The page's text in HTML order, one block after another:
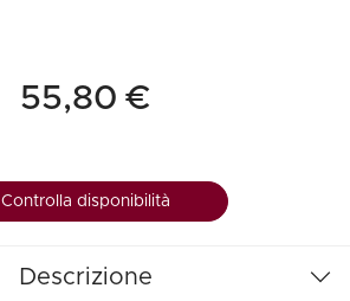
55,80 €
Controlla disponibilità
Descrizione